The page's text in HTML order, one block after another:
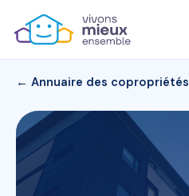
← Annuaire des copropriétés